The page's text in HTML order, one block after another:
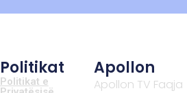
Politikat
Politikat e
Apollon
Apollon TV Faqja